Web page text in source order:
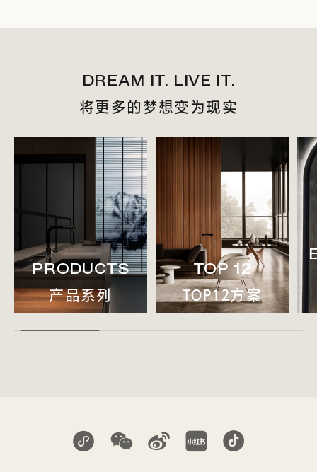
DREAM IT. LIVE IT.
将更多的梦想变为现实
PRODUCTS
产品系列
TOP 12
TOP12方案